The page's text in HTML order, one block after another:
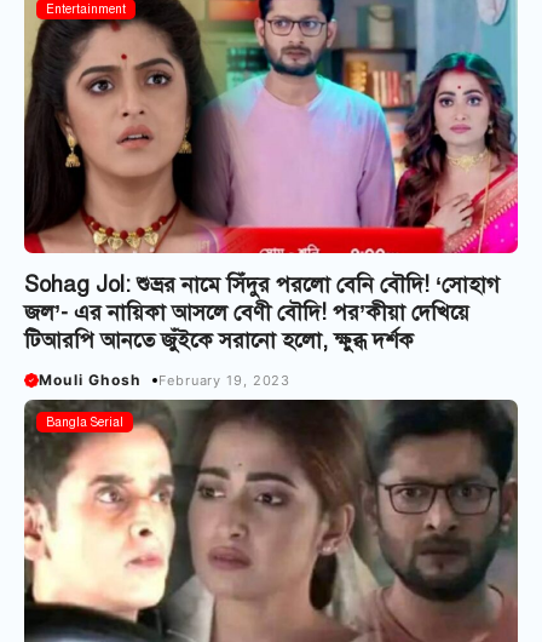
Entertainment
Sohag Jol: শুভ্রর নামে সিঁদুর পরলো বেনি বৌদি! ‘সোহাগ
জল’- এর নায়িকা আসলে বেণী বৌদি! পর’কীয়া দেখিয়ে
টিআরপি আনতে জুঁইকে সরানো হলো, ক্ষুব্ধ দর্শক
Mouli Ghosh February 19, 2023
Bangla Serial